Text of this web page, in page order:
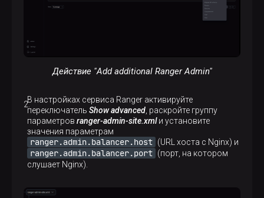
Действие "Add additional Ranger Admin"
В настройках сервиса Ranger активируйте
переключатель Show advanced , раскройте группу
параметров ranger-admin-site.xmlи установите
значения параметрам
ranger.admin.balancer.host (URL хоста с Nginx) и
ranger.admin.balancer.port (порт, на котором
слушает Nginx).